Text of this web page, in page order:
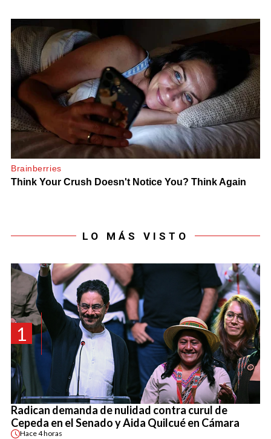
LO MÁS VISTO
1
Radican demanda de nulidad contra curul de
Cepeda en el Senado y Aida Quilcué en Cámara
Hace4 horas